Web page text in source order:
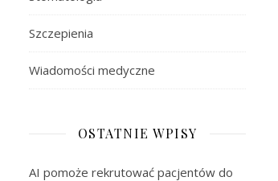
Szczepienia
Wiadomości medyczne
OSTATNIE WPISY
AI pomoże rekrutować pacjentów do